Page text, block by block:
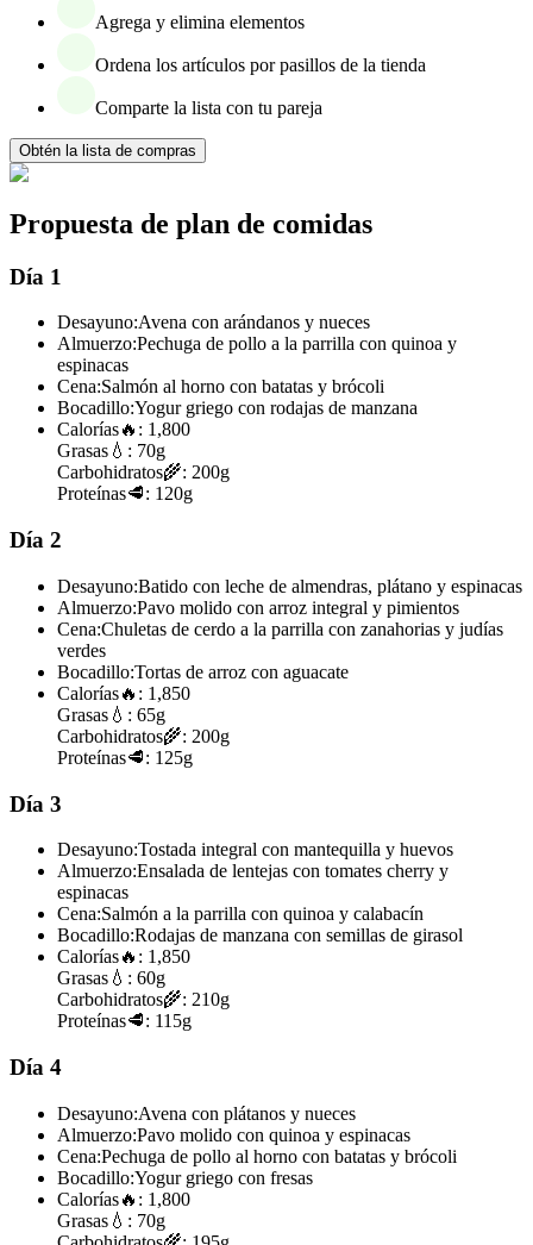
Agrega y elimina elementos
Ordena los artículos por pasillos de la tienda
Comparte la lista con tu pareja
Obtén la lista de compras
Propuesta de plan de comidas
Día 1
Desayuno:Avena con arándanos y nueces
Almuerzo:Pechuga de pollo a la parrilla con quinoa y
espinacas
Cena:Salmón al horno con batatas y brócoli
Bocadillo:Yogur griego con rodajas de manzana
Calorías🔥: 1,800
Grasas 💧: 70g
Carbohidratos🌾: 200g
Proteínas🥩: 120g
Día 2
Desayuno:Batido con leche de almendras, plátano y espinacas
Almuerzo:Pavo molido con arroz integral y pimientos
Cena:Chuletas de cerdo a la parrilla con zanahorias y judías
verdes
Bocadillo:Tortas de arroz con aguacate
Calorías🔥: 1,850
Grasas 💧: 65g
Carbohidratos🌾: 200g
Proteínas🥩: 125g
Día 3
Desayuno:Tostada integral con mantequilla y huevos
Almuerzo:Ensalada de lentejas con tomates cherry y
espinacas
Cena:Salmón a la parrilla con quinoa y calabacín
Bocadillo:Rodajas de manzana con semillas de girasol
Calorías🔥: 1,850
Grasas 💧: 60g
Carbohidratos🌾: 210g
Proteínas🥩: 115g
Día 4
Desayuno:Avena con plátanos y nueces
Almuerzo:Pavo molido con quinoa y espinacas
Cena:Pechuga de pollo al horno con batatas y brócoli
Bocadillo:Yogur griego con fresas
Calorías🔥: 1,800
Grasas 💧: 70g